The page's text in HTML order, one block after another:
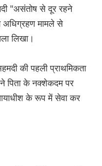
"असंतोष से दूर रहने
अधिग्रहण मामले से
लिखा।
की पहली प्राथमिकता
पिता के नक्शेकदम पर
के रूप में सेवा कर